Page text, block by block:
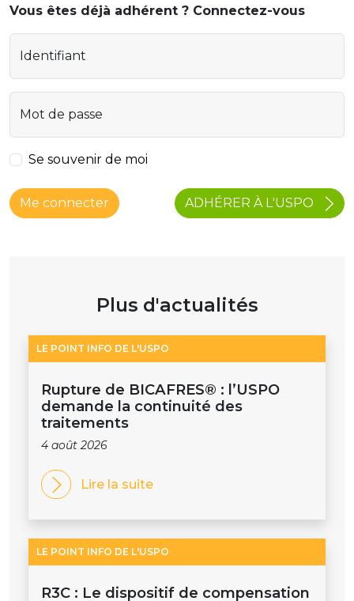
Vous êtes déjà adhérent ? Connectez-vous
Identifiant
Mot de passe
Se souvenir de moi
Me connecter ADHÉRER À L'USPO
Plus d'actualités
LE POINT INFO DE L'USPO
Rupture de BICAFRES® : l’USPO
demande la continuité des
traitements
4 août 2026
Lire la suite
LE POINT INFO DE L'USPO
R3C : Le dispositif de compensation